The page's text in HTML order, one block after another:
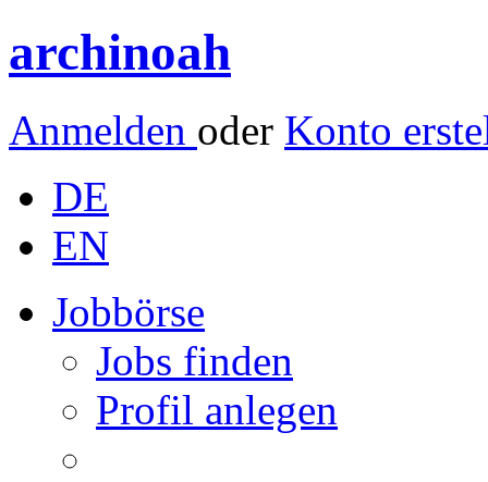
archinoah
Anmelden oder Konto
DE
EN
Jobbörse
Jobs finden
Profil anlegen